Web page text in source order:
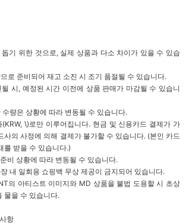
기 위한 것으로, 실제 상품과 다소 차이가 있을 수 있습
로 준비되어 재고 소진 시 조기 품절될 수 있습니다.
시, 예정된 시간 이전에 상품 판매가 마감될 수 있습니
량은 상황에 따라 변동될 수 있습니다.
\)로만 이루어집니다. 현금 및 신용카드 결제가 가
사의 사정에 의해 결제가 불가할 수 있습니다. (본인 카드
를 받을 수 있습니다.)
비 상황에 따라 변동될 수 있습니다.
내 일회용 쇼핑백 무상 제공이 금지되어 있습니다.
의 아티스트 이미지와 MD 상품을 불법 도용할 시 초상
물을 수 있습니다.
항